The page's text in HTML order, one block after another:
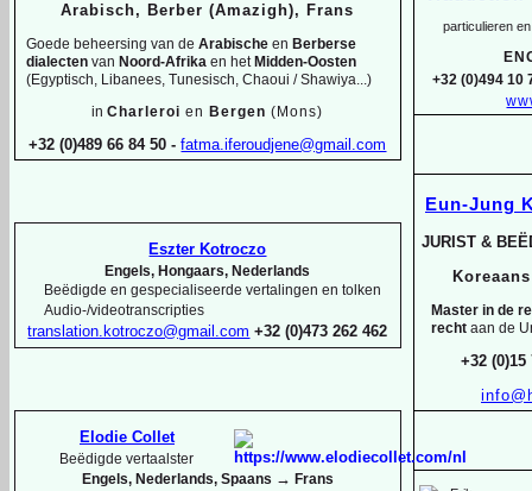
particulieren
+32 (0)494 10
Eun-Jung
JURIST &
Master in de
recht aan de
+32 (0)15
Arabisch, Berber (Amazigh), Frans
Goede beheersing van de Arabische en Berberse
dialecten van Noord-Afrika en het Midden-Oosten
(Egyptisch, Libanees, Tunesisch, Chaoui / Shawiya...)
inCharleroi en Bergen(Mons)
+32 (0)489 66 84 50 - fatma.iferoudjene@gmail.com
Eszter Kotroczo
Engels, Hongaars, Nederlands
Beëdigde en gespecialiseerde vertalingen en tolken
Audio-/videotranscripties
translation.kotroczo@gmail.com +32 (0)473 262 462
Elodie Collet
Beëdigde vertaalster
Engels, Nederlands, Spaans → Frans